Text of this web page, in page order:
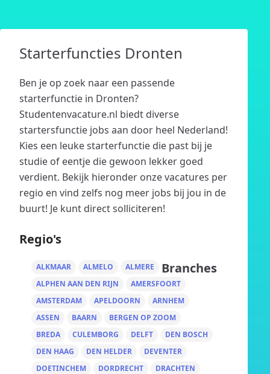
Starterfuncties Dronten
Ben je op zoek naar een passende
starterfunctie in Dronten?
Studentenvacature.nl biedt diverse
startersfunctie jobs aan door heel Nederland!
Kies een leuke starterfunctie die past bij je
studie of eentje die gewoon lekker goed
verdient. Bekijk hieronder onze vacatures per
regio en vind zelfs nog meer jobs bij jou in de
buurt! Je kunt direct solliciteren!
Regio's
ALKMAAR ALMELO
ALMERE
ALPHEN AAN DEN RIJN
AMERSFOORT
AMSTERDAM
APELDOORN
ARNHEM
ASSEN
BAARN
BERGEN OP ZOOM
BREDA
CULEMBORG DELFT
DEN BOSCH
DEN HAAG
DEN HELDER
DEVENTER
DOETINCHEM
DORDRECHT
DRACHTEN
Branches